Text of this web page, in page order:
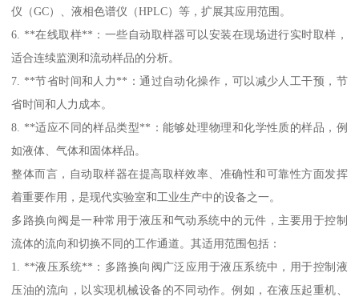
仪（GC）、液相色谱仪（HPLC）等，扩展其应用范围。
6. **在线取样**：一些自动取样器可以安装在现场进行实时取样，
适合连续监测和流动样品的分析。
7. **节省时间和人力**：通过自动化操作，可以减少人工干预，节
省时间和人力成本。
8. **适应不同的样品类型**：能够处理物理和化学性质的样品，例
如液体、气体和固体样品。
整体而言，自动取样器在提高取样效率、准确性和可靠性方面发挥
着重要作用，是现代实验室和工业生产中的设备之一。
多路换向阀是一种常用于液压和气动系统中的元件，主要用于控制
流体的流向和切换不同的工作通道。其适用范围包括：
1. **液压系统**：多路换向阀广泛应用于液压系统中，用于控制液
压油的流向，以实现机械设备的不同动作。例如，在液压起重机、